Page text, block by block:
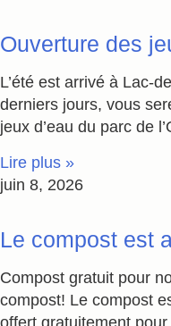
Ouverture des
L’été est arrivé à Lac-
derniers jours, vous
jeux d’eau du parc de
Lire plus »
juin 8, 2026
Le compost est
Compost gratuit pour
compost! Le compost
offert gratuitement